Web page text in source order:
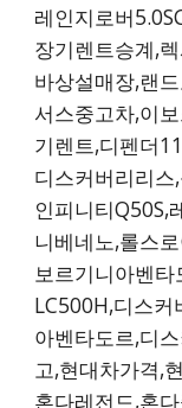
레인지로버
장기렌트승계,
바상설매장,랜
서스중고차,이
기렌트,디펜더
디스커버리리
인피니티Q50S,
니베네노,롤스
보르기니아벤
LC500H,디스커
아벤타도르,디
고,현대차가격,
혼다레전드,혼